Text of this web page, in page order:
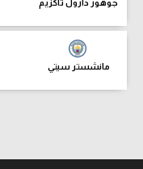
جوهور دارول تاكزيم
مانشستر سيتي